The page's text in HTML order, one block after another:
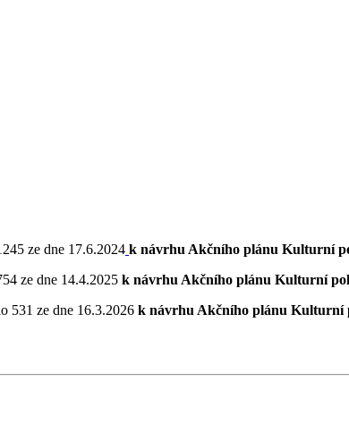
ze dne 17.6.2024 k návrhu Akčního plánu Kulturní
ze dne 14.4.2025 k návrhu Akčního plánu Kulturní
531 ze dne 16.3.2026 k návrhu Akčního plánu Kulturní